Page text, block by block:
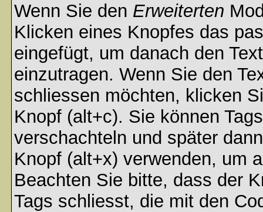
Wenn Sie den Erweiterten
Klicken eines Knopfes das
eingefügt, um danach den
einzutragen. Wenn Sie den
schliessen möchten, klicken
Knopf (alt+c). Sie können
verschachteln und später
Knopf (alt+x) verwenden, um
Beachten Sie bitte, dass der
Tags schliesst, die mit den